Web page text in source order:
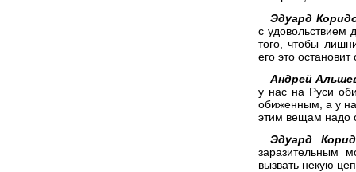
Эдуард
с удовольствием
того, чтобы
его это
Андрей
у нас на Руси
обиженным, а у
этим вещам надо
Эдуард
заразительным
вызвать некую